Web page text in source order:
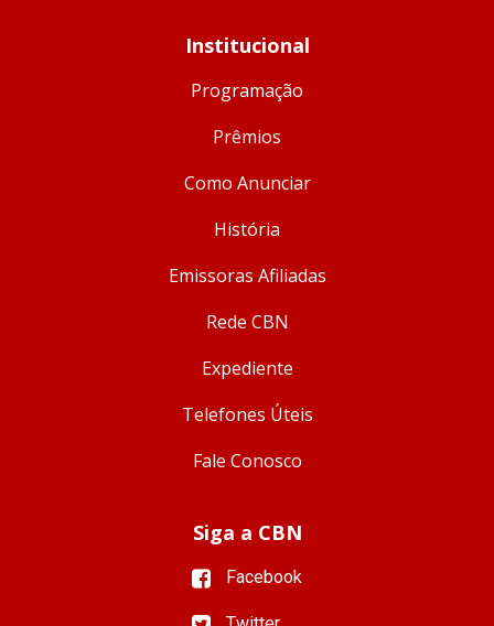
Institucional
Programação
Prêmios
Como Anunciar
História
Emissoras Afiliadas
Rede CBN
Expediente
Telefones Úteis
Fale Conosco
Siga a CBN
Facebook